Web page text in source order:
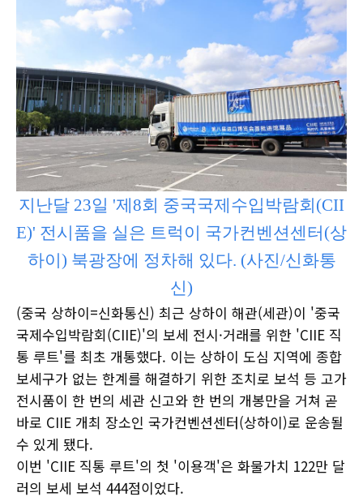
지난달 23일 '제8회 중국국제수입박람회(CII
E)' 전시품을 실은 트럭이 국가컨벤션센터(상
하이) 북광장에 정차해 있다. (사진/신화통
신)
(중국 상하이=신화통신) 최근 상하이 해관(세관)이 '중국
국제수입박람회(CIIE)'의 보세 전시·거래를 위한 'CIIE 직
통 루트'를 최초 개통했다. 이는 상하이 도심 지역에 종합
보세구가 없는 한계를 해결하기 위한 조치로 보석 등 고가
전시품이 한 번의 세관 신고와 한 번의 개봉만을 거쳐 곧
바로 CIIE 개최 장소인 국가컨벤션센터(상하이)로 운송될
수 있게 됐다.
이번 'CIIE 직통 루트'의 첫 '이용객'은 화물가치 122만 달
러의 보세 보석 444점이었다.